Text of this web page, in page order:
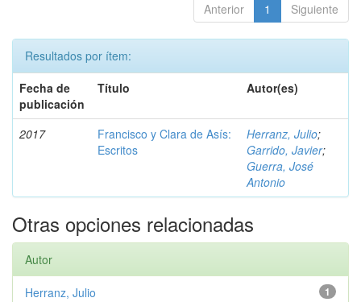
Anterior 1 Siguiente
Resultados por ítem:
Fecha de
publicación
Título Autor(es)
2017
Francisco y Clara de Asís:
Escritos
Herranz, Julio;
Garrido, Javier;
Guerra, José
Antonio
Otras opciones relacionadas
Autor
1
Herranz, Julio